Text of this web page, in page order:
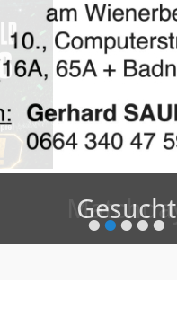
•••••
Gesucht